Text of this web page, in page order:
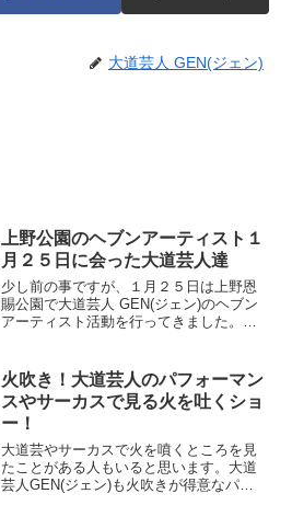
大道芸人 GEN(ジェン)
上野公園のヘブンアーティスト１
月２５日に会った大道芸人達
少し前の事ですが、１月２５日は上野恩
賜公園で大道芸人 GEN(ジェン)のヘブン
アーティスト活動を行ってきました。ち
で今勢いのある二人、北海道から来た
パフォーマーはち君...
火吹き！大道芸人のパフォーマン
スやサーカスで見る火を吐くショ
ー！
大道芸やサーカスで火を噴くところを見
たことがある人もいると思います。大道
芸人GEN(ジェン)も火吹きが得意なパフ